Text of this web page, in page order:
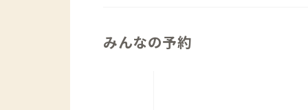
みんなの予約